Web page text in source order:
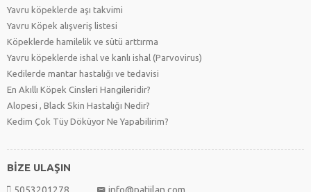
Yavru köpeklerde aşı takvimi
Yavru Köpek alışveriş listesi
Köpeklerde hamilelik ve sütü arttırma
Yavru köpeklerde ishal ve kanlı ishal (Parvovirus)
Kedilerde mantar hastalığı ve tedavisi
En Akıllı Köpek Cinsleri Hangileridir?
Alopesi , Black Skin Hastalığı Nedir?
Kedim Çok Tüy Döküyor Ne Yapabilirim?
BİZE ULAŞIN